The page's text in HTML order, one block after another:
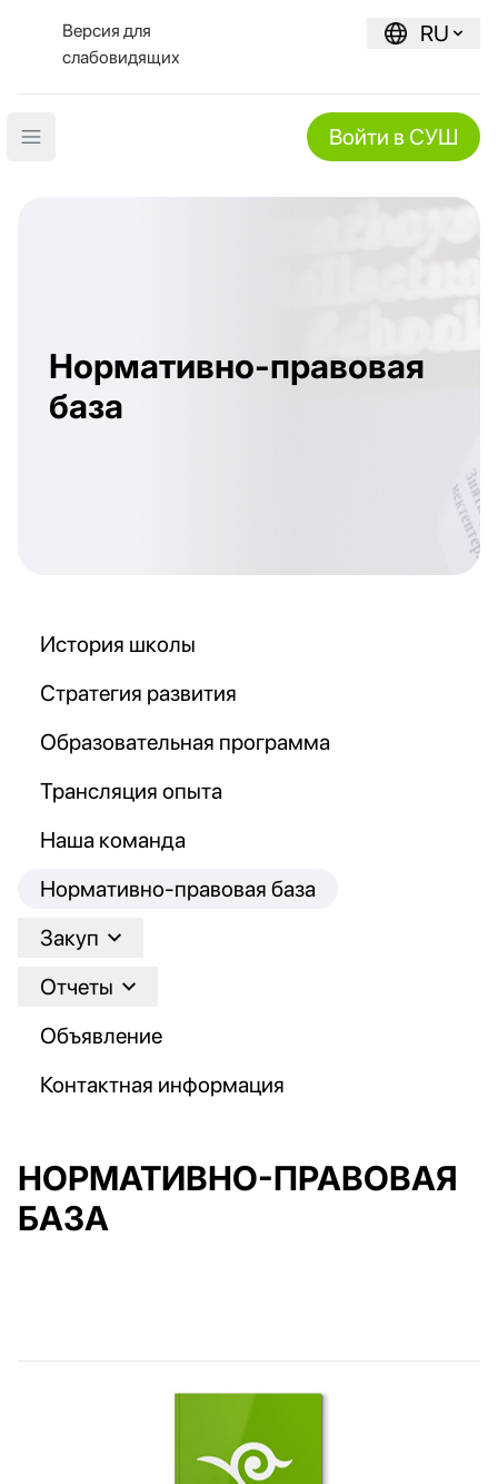
Версия для
слабовидящих
RU
Open main menu Войти в СУШ
Нормативно-правовая
база
История школы
Стратегия развития
Образовательная программа
Трансляция опыта
Наша команда
Нормативно-правовая база
Закуп
Отчеты
Объявление
Контактная информация
НОРМАТИВНО-ПРАВОВАЯ
БАЗА